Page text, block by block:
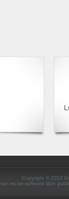
Copyright © 2012
es un software libre